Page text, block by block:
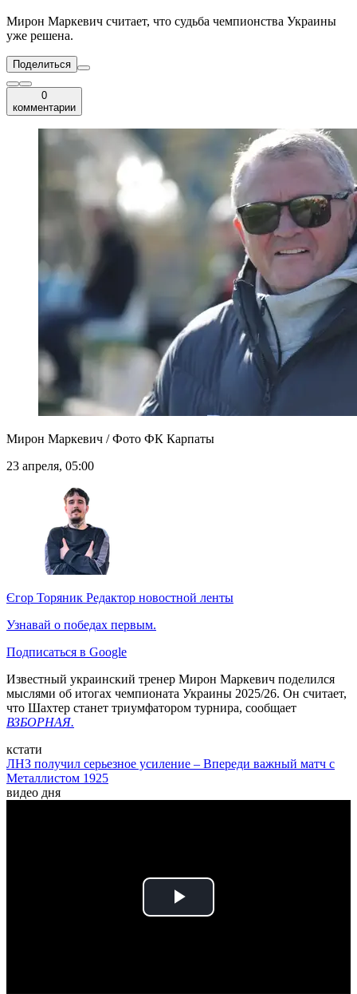
Мирон Маркевич считает, что судьба чемпионства Украины
уже решена.
Поделиться
0
комментарии
Мирон Маркевич / Фото ФК Карпаты
23 апреля, 05:00
Єгор Торяник Редактор новостной ленты
Узнавай о победах первым.
Подписаться в Google
Известный украинский тренер Мирон Маркевич поделился
мыслями об итогах чемпионата Украины 2025/26. Он считает,
что Шахтер станет триумфатором турнира, сообщает
ВЗБОРНАЯ.
кстати
ЛНЗ получил серьезное усиление – Впереди важный матч с
Металлистом 1925
видео дня
Play